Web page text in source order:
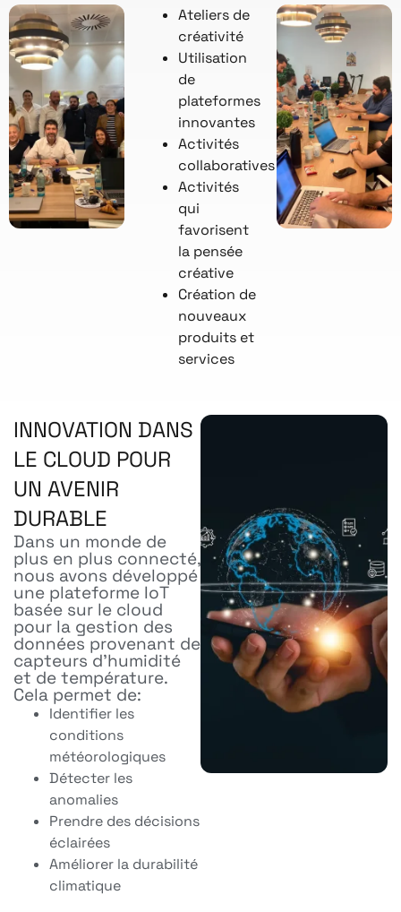
Ateliers de
créativité
Utilisation
de
plateformes
innovantes
Activités
collaboratives
Activités
qui
favorisent
la pensée
créative
Création de
nouveaux
produits et
services
INNOVATION DANS
LE CLOUD POUR
UN AVENIR
DURABLE
Dans un monde de
plus en plus connecté,
nous avons développé
une plateforme IoT
basée sur le cloud
pour la gestion des
données provenant de
capteurs d’humidité
et de température.
Cela permet de:
Identifier les
conditions
météorologiques
Détecter les
anomalies
Prendre des décisions
éclairées
Améliorer la durabilité
climatique